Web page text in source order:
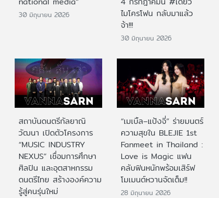
30 มิถุนายน 2026
ไมโครโฟน กลับมาแล้ว
จ้า!!!
30 มิถุนายน 2026
สถาบันดนตรีกัลยาณิ
วัฒนา เปิดตัวโครงการ
“MUSIC INDUSTRY
NEXUS” เชื่อมการศึกษา
ศิลปิน และอุตสาหกรรม
ดนตรีไทย สร้างองค์ความ
รู้สู่คนรุ่นใหม่
“เมเบิ้ล–แป้งจี่” ร่ายมนตร์
ความสุขใน BLEJIE 1st
Fanmeet in Thailand :
Love is Magic แฟน
คลับฟินหนักพร้อมเสิร์ฟ
โมเมนต์หวานจัดเต็ม!!
28 มิถุนายน 2026